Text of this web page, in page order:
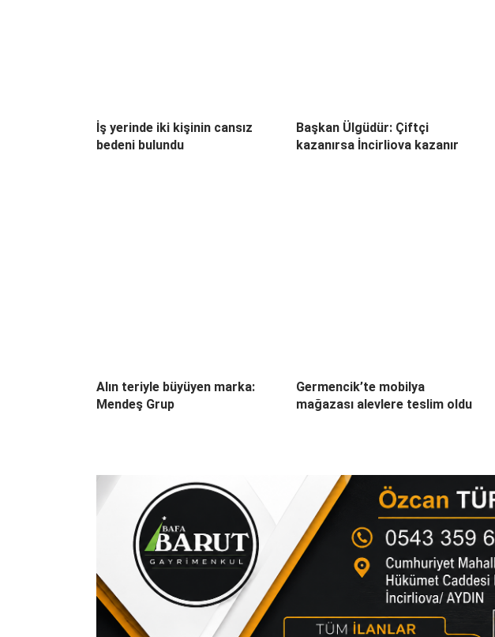
İş yerinde iki kişinin cansız
bedeni bulundu
Başkan Ülgüdür: Çiftçi
kazanırsa İncirliova kazanır
Alın teriyle büyüyen marka:
Mendeş Grup
Germencik’te mobilya
mağazası alevlere teslim oldu